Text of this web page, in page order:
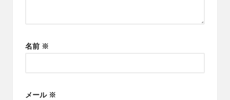
名前 ※
メール ※